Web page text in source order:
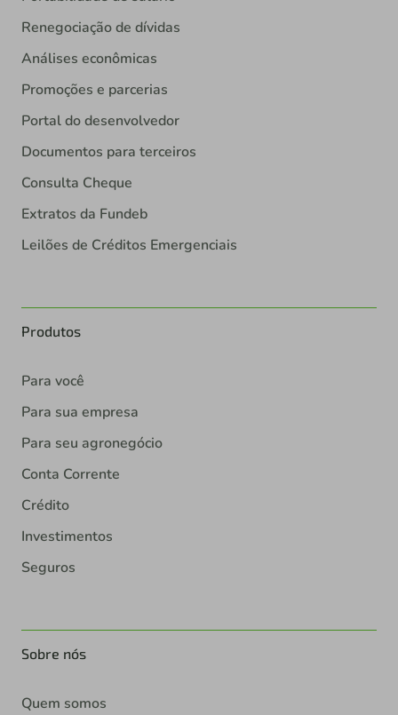
Renegociação de dívidas
Análises econômicas
Promoções e parcerias
Portal do desenvolvedor
Documentos para terceiros
Consulta Cheque
Extratos da Fundeb
Leilões de Créditos Emergenciais
Produtos
Para você
Para sua empresa
Para seu agronegócio
Conta Corrente
Crédito
Investimentos
Seguros
Sobre nós
Quem somos